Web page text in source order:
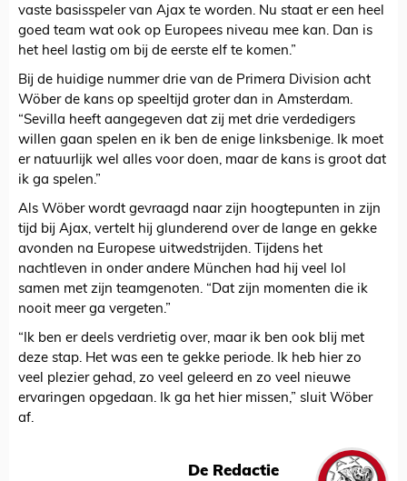
vaste basisspeler van Ajax te worden. Nu staat er een heel
goed team wat ook op Europees niveau mee kan. Dan is
het heel lastig om bij de eerste elf te komen.”
Bij de huidige nummer drie van de Primera Division acht
Wöber de kans op speeltijd groter dan in Amsterdam.
“Sevilla heeft aangegeven dat zij met drie verdedigers
willen gaan spelen en ik ben de enige linksbenige. Ik moet
er natuurlijk wel alles voor doen, maar de kans is groot dat
ik ga spelen.”
Als Wöber wordt gevraagd naar zijn hoogtepunten in zijn
tijd bij Ajax, vertelt hij glunderend over de lange en gekke
avonden na Europese uitwedstrijden. Tijdens het
nachtleven in onder andere München had hij veel lol
samen met zijn teamgenoten. “Dat zijn momenten die ik
nooit meer ga vergeten.”
“Ik ben er deels verdrietig over, maar ik ben ook blij met
deze stap. Het was een te gekke periode. Ik heb hier zo
veel plezier gehad, zo veel geleerd en zo veel nieuwe
ervaringen opgedaan. Ik ga het hier missen,” sluit Wöber
af.
De Redactie